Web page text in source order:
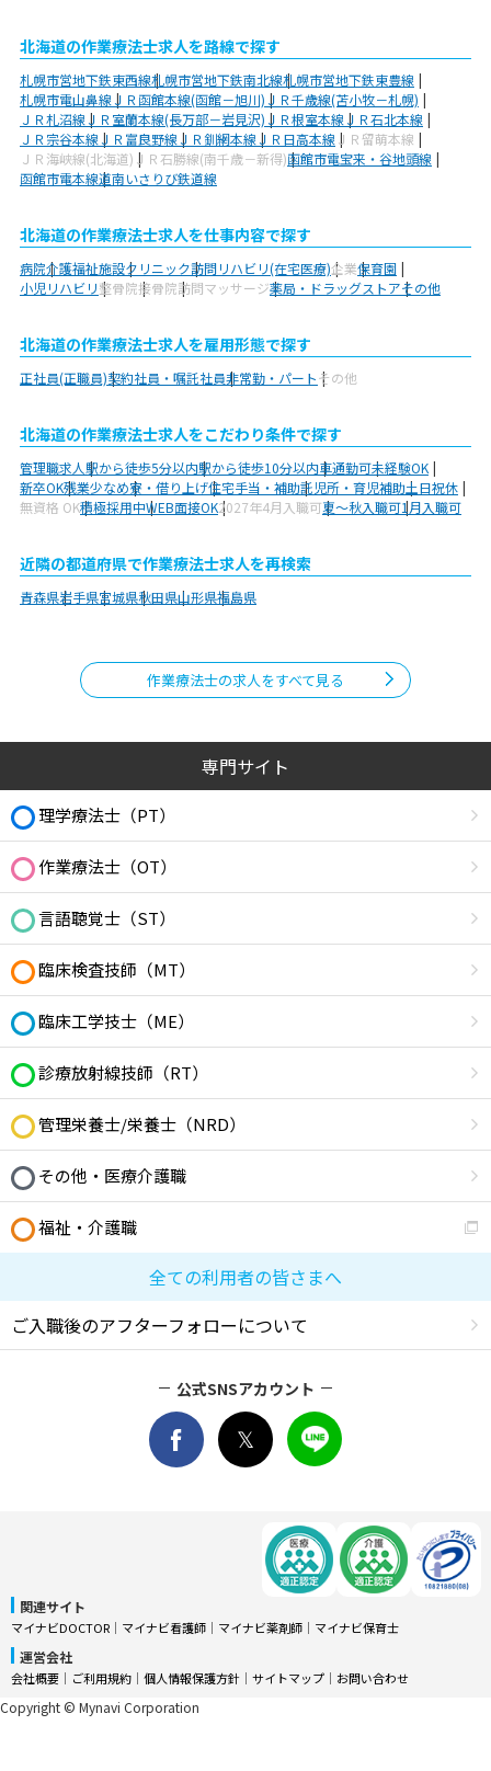
北海道の作業療法士求人を路線で探す
札幌市営地下鉄東西線札幌市営地下鉄南北線札幌市営地下鉄東豊線
札幌市電山鼻線ＪＲ函館本線(函館－旭川)ＪＲ千歳線(苫小牧－札幌)
ＪＲ札沼線ＪＲ室蘭本線(長万部－岩見沢)ＪＲ根室本線ＪＲ石北本線
ＪＲ宗谷本線ＪＲ富良野線ＪＲ釧網本線ＪＲ日高本線 ＪＲ留萌本線
ＪＲ海峡線(北海道) ＪＲ石勝線(南千歳－新得)函館市電宝来・谷地頭線
函館市電本線道南いさりび鉄道線
北海道の作業療法士求人を仕事内容で探す
病院介護福祉施設クリニック訪問リハビリ(在宅医療)企業保育園
小児リハビリ整骨院接骨院訪問マッサージ薬局・ドラッグストアその他
北海道の作業療法士求人を雇用形態で探す
正社員(正職員)契約社員・嘱託社員非常勤・パートその他
北海道の作業療法士求人をこだわり条件で探す
管理職求人駅から徒歩5分以内駅から徒歩10分以内車通勤可未経験OK
新卒OK残業少なめ寮・借り上げ住宅手当・補助託児所・育児補助土日祝休
無資格 OK積極採用中WEB面接OK2027年4月入職可夏～秋入職可1月入職可
近隣の都道府県で作業療法士求人を再検索
青森県岩手県宮城県秋田県山形県福島県
作業療法士の求人をすべて見る
専門サイト
理学療法士（PT）
作業療法士（OT）
言語聴覚士（ST）
臨床検査技師（MT）
臨床工学技士（ME）
診療放射線技師（RT）
管理栄養士/栄養士（NRD）
その他・医療介護職
福祉・介護職
全ての利用者の皆さまへ
ご入職後のアフターフォローについて
公式SNSアカウント
関連サイト
マイナビDOCTOR │ マイナビ看護師 │ マイナビ薬剤師 │ マイナビ保育士
運営会社
会社概要 │ ご利用規約 │ 個人情報保護方針 │ サイトマップ │ お問い合わせ
Copyright © Mynavi Corporation